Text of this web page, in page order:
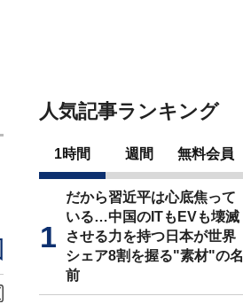
人気記事ランキング
1時間 週間 無料会員
だから習近平は心底焦って
いる…中国のITもEVも壊滅
させる力を持つ日本が世界
シェア8割を握る"素材"の名
前